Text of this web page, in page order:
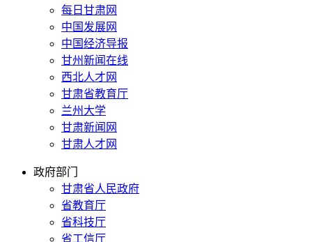
每日甘肃网
中国发展网
中国经济导报
甘州新闻在线
西北人才网
甘肃省教育厅
兰州大学
甘肃新闻网
甘肃人才网
政府部门
甘肃省人民政府
省教育厅
省科技厅
省工信厅